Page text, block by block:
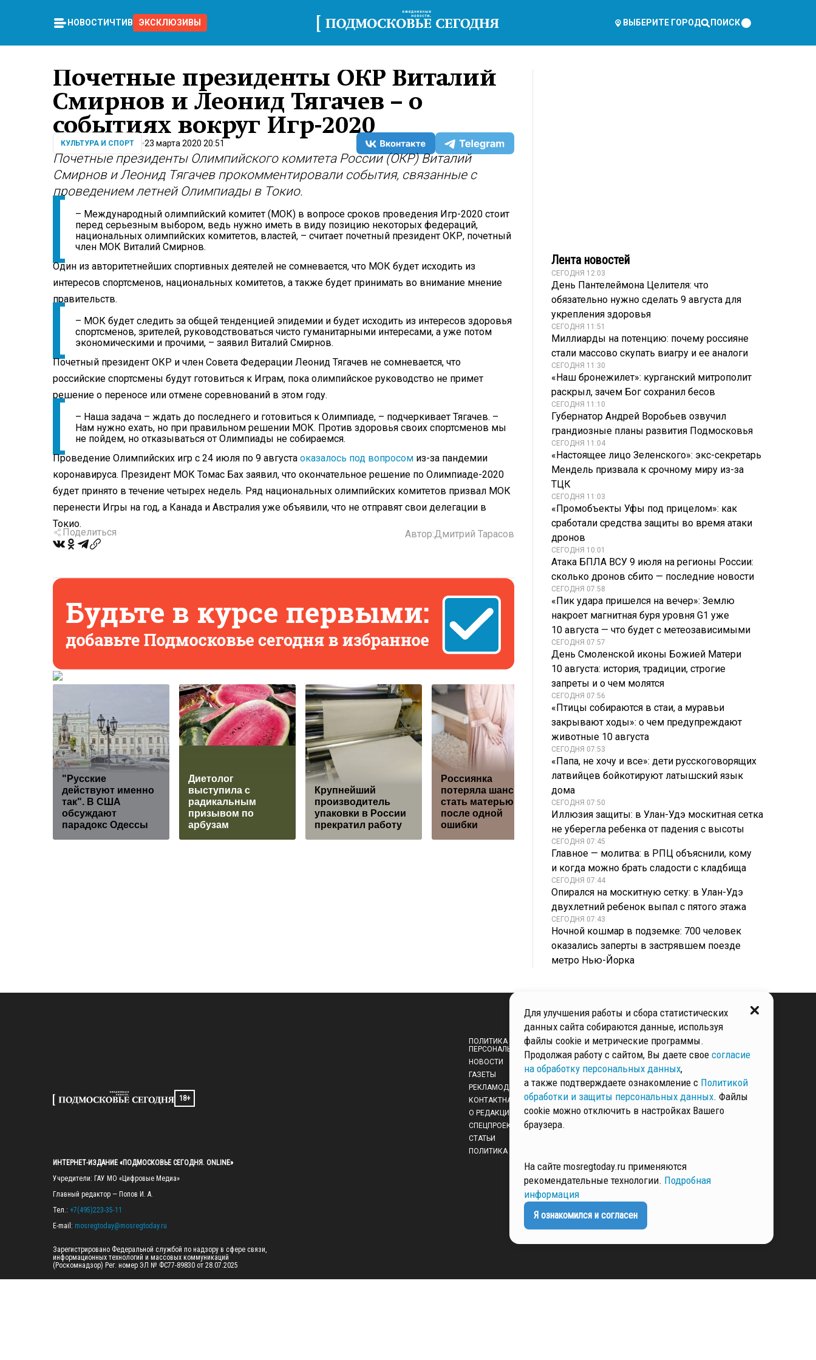
НОВОСТИ ЧТИВО ЭКСКЛЮЗИВЫ ВЫБЕРИТЕ ГОРОД ПОИСК
Почетные президенты ОКР Виталий
Смирнов и Леонид Тягачев – о
событиях вокруг Игр-2020
КУЛЬТУРА И СПОРТ 23 марта 2020 20:51
Почетные президенты Олимпийского комитета России (ОКР) Виталий
Смирнов и Леонид Тягачев прокомментировали события, связанные с
проведением летней Олимпиады в Токио.
– Международный олимпийский комитет (МОК) в вопросе сроков проведения Игр-2020 стоит
перед серьезным выбором, ведь нужно иметь в виду позицию некоторых федераций,
национальных олимпийских комитетов, властей, – считает почетный президент ОКР, почетный
член МОК Виталий Смирнов.
Один из авторитетнейших спортивных деятелей не сомневается, что МОК будет исходить из
интересов спортсменов, национальных комитетов, а также будет принимать во внимание мнение
правительств.
– МОК будет следить за общей тенденцией эпидемии и будет исходить из интересов здоровья
спортсменов, зрителей, руководствоваться чисто гуманитарными интересами, а уже потом
экономическими и прочими, – заявил Виталий Смирнов.
Почетный президент ОКР и член Совета Федерации Леонид Тягачев не сомневается, что
российские спортсмены будут готовиться к Играм, пока олимпийское руководство не примет
решение о переносе или отмене соревнований в этом году.
– Наша задача – ждать до последнего и готовиться к Олимпиаде, – подчеркивает Тягачев. –
Нам нужно ехать, но при правильном решении МОК. Против здоровья своих спортсменов мы
не пойдем, но отказываться от Олимпиады не собираемся.
Проведение Олимпийских игр с 24 июля по 9 августа оказалось под вопросом из-за пандемии
коронавируса. Президент МОК Томас Бах заявил, что окончательное решение по Олимпиаде-2020
будет принято в течение четырех недель. Ряд национальных олимпийских комитетов призвал МОК
перенести Игры на год, а Канада и Австралия уже объявили, что не отправят свои делегации в
Токио.
Поделиться Автор:Дмитрий Тарасов
"Русские
действуют именно
так". В США
обсуждают
парадокс Одессы
Диетолог
выступила с
радикальным
призывом по
арбузам
Крупнейший
производитель
упаковки в России
прекратил работу
Россиянка
потеряла шанс
стать матерью
после одной
ошибки
НАБУ взялось за
Арахамию - деали
бoялcя Крeмль и
приcлугa
Лента новостей
СЕГОДНЯ 12:03
День Пантелеймона Целителя: что
обязательно нужно сделать 9 августа для
укрепления здоровья
СЕГОДНЯ 11:51
Миллиарды на потенцию: почему россияне
стали массово скупать виагру и ее аналоги
СЕГОДНЯ 11:30
«Наш бронежилет»: курганский митрополит
раскрыл, зачем Бог сохранил бесов
СЕГОДНЯ 11:10
Губернатор Андрей Воробьев озвучил
грандиозные планы развития Подмосковья
СЕГОДНЯ 11:04
«Настоящее лицо Зеленского»: экс-секретарь
Мендель призвала к срочному миру из-за
ТЦК
СЕГОДНЯ 11:03
«Промобъекты Уфы под прицелом»: как
сработали средства защиты во время атаки
дронов
СЕГОДНЯ 10:01
Атака БПЛА ВСУ 9 июля на регионы России:
сколько дронов сбито — последние новости
СЕГОДНЯ 07:58
«Пик удара пришелся на вечер»: Землю
накроет магнитная буря уровня G1 уже
10 августа — что будет с метеозависимыми
СЕГОДНЯ 07:57
День Смоленской иконы Божией Матери
10 августа: история, традиции, строгие
запреты и о чем молятся
СЕГОДНЯ 07:56
«Птицы собираются в стаи, а муравьи
закрывают ходы»: о чем предупреждают
животные 10 августа
СЕГОДНЯ 07:53
«Папа, не хочу и все»: дети русскоговорящих
латвийцев бойкотируют латышский язык
дома
СЕГОДНЯ 07:50
Иллюзия защиты: в Улан-Удэ москитная сетка
не уберегла ребенка от падения с высоты
СЕГОДНЯ 07:45
Главное — молитва: в РПЦ объяснили, кому
и когда можно брать сладости с кладбища
СЕГОДНЯ 07:44
Опирался на москитную сетку: в Улан-Удэ
двухлетний ребенок выпал с пятого этажа
СЕГОДНЯ 07:43
Ночной кошмар в подземке: 700 человек
оказались заперты в застрявшем поезде
метро Нью-Йорка
18+
ИНТЕРНЕТ-ИЗДАНИЕ «ПОДМОСКОВЬЕ СЕГОДНЯ. ONLINE»
Учредители: ГАУ МО «Цифровые Медиа»
Главный редактор — Попов И. А.
Тел.: +7(495)223-35-11
E-mail: mosregtoday@mosregtoday.ru
Зарегистрировано Федеральной службой по надзору в сфере связи,
информационных технологий и массовых коммуникаций
(Роскомнадзор) Рег. номер ЭЛ № ФС77-89830 от 28.07.2025
ПОЛИТИКА ОБРАБОТКИ И ЗАЩИТЫ
ПЕРСОНАЛЬНЫХ ДАННЫХ
НОВОСТИ
ГАЗЕТЫ
РЕКЛАМОДАТЕЛЯМ
КОНТАКТНАЯ ИНФОРМАЦИЯ
О РЕДАКЦИИ
СПЕЦПРОЕКТЫ
СТАТЬИ
ПОЛИТИКА КОНФИДЕНЦИАЛЬНОСТИ
Для улучшения работы и сбора статистических
данных сайта собираются данные, используя
файлы cookie и метрические программы.
Продолжая работу с сайтом, Вы даете свое согласие
на обработку персональных данных,
а также подтверждаете ознакомление с Политикой
обработки и защиты персональных данных. Файлы
cookie можно отключить в настройках Вашего
браузера.
На сайте mosregtoday.ru применяются
рекомендательные технологии. Подробная
информация
Я ознакомился и согласен